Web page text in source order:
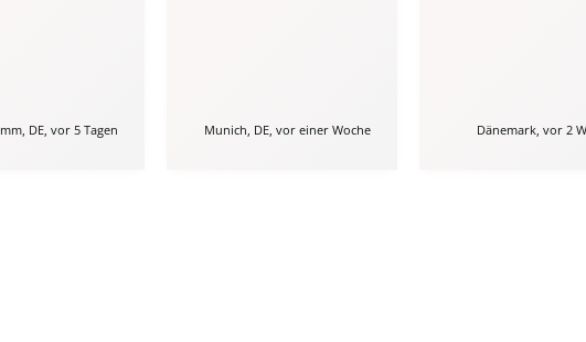
DE, vor 5 Tagen Munich, DE, vor einer Woche Dänemark, vor 2